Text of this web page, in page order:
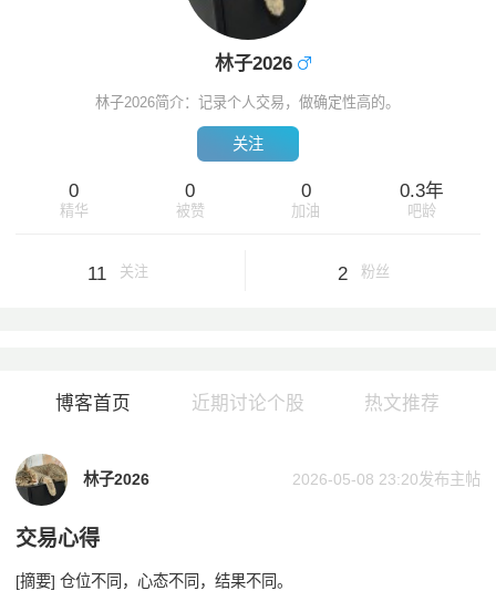
林子2026
林子2026简介：记录个人交易，做确定性高的。
关注
0
精华
0
被赞
0
加油
0.3年
吧龄
11 关注 2 粉丝
博客首页 近期讨论个股 热文推荐
林子2026 2026-05-08 23:20发布主帖
交易心得
[摘要] 仓位不同，心态不同，结果不同。